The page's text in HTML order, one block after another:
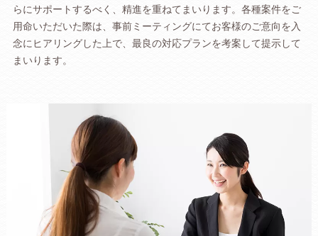
らにサポートするべく、精進を重ねてまいります。各種案件をご
用命いただいた際は、事前ミーティングにてお客様のご意向を入
念にヒアリングした上で、最良の対応プランを考案して提示して
まいります。